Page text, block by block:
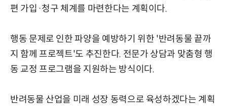
편 가입·청구 체계를 마련한다는 계획이다.
행동 문제로 인한 파양을 예방하기 위한 '반려동물 끝까
지 함께 프로젝트'도 추진한다. 전문가 상담과 맞춤형 행
동 교정 프로그램을 지원하는 방식이다.
반려동물 산업을 미래 성장 동력으로 육성하겠다는 계획